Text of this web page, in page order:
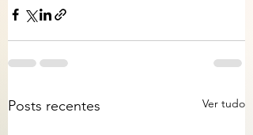
Posts recentes Ver tudo